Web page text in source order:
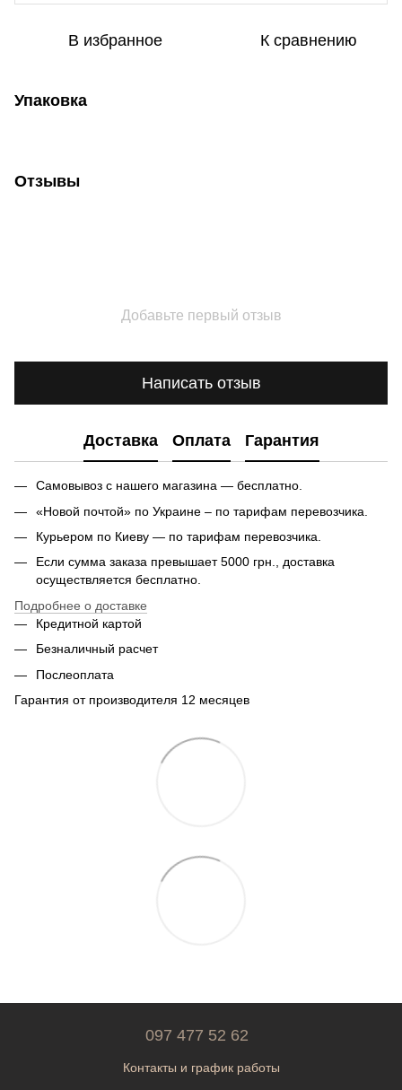
В избранное К сравнению
Упаковка
Отзывы
Добавьте первый отзыв
Написать отзыв
Доставка Оплата Гарантия
Самовывоз с нашего магазина — бесплатно.
«Новой почтой» по Украине – по тарифам перевозчика.
Курьером по Киеву — по тарифам перевозчика.
Если сумма заказа превышает 5000 грн., доставка
осуществляется бесплатно.
Подробнее о доставке
Кредитной картой
Безналичный расчет
Послеоплата
Гарантия от производителя 12 месяцев
097 477 52 62
Контакты и график работы